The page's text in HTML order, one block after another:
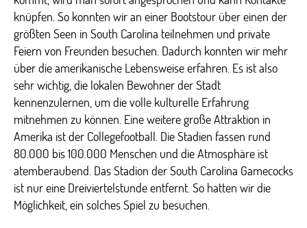
knüpfen. So konnten wir an einer Bootstour über einen der
größten Seen in South Carolina teilnehmen und private
Feiern von Freunden besuchen. Dadurch konnten wir mehr
über die amerikanische Lebensweise erfahren. Es ist also
sehr wichtig, die lokalen Bewohner der Stadt
kennenzulernen, um die volle kulturelle Erfahrung
mitnehmen zu können. Eine weitere große Attraktion in
Amerika ist der Collegefootball. Die Stadien fassen rund
80.000 bis 100.000 Menschen und die Atmosphäre ist
atemberaubend. Das Stadion der South Carolina Gamecocks
ist nur eine Dreiviertelstunde entfernt. So hatten wir die
Möglichkeit, ein solches Spiel zu besuchen.